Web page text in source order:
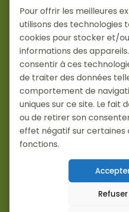
Pour offrir les meilleures
utilisons des technologies
cookies pour stocker et/
informations des
consentir à ces
de traiter des données
comportement de
uniques sur ce site. Le fait
ou de retirer son
effet négatif sur
fonctions.
Refuser
À
Je suis
Mentions
Politique de